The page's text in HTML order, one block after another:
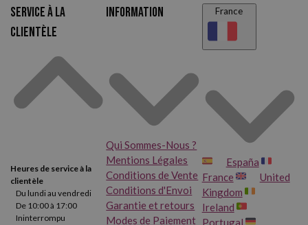
Service à la
clientèle
Heures de service à la
clientèle
Du lundi au vendredi
De 10:00 à 17:00
Ininterrompu
Information
Qui Sommes-Nous ?
Mentions Légales
Conditions de Vente
Conditions d'Envoi
Garantie et retours
Modes de Paiement
France
España
France
United
Kingdom
Ireland
Portugal